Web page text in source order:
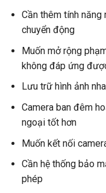
Cần thêm tính năng
chuyển động
Muốn mở rộng
không đáp ứng
Lưu trữ hình ảnh
Camera ban đêm
ngoại tốt hơn
Muốn kết nối
Cần hệ thống bảo
phép